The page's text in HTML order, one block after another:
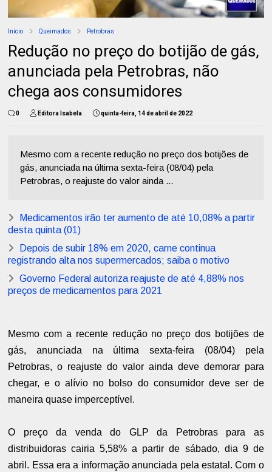
Início Queimados Petrobras
Redução no preço do botijão de gás,
anunciada pela Petrobras, não
chega aos consumidores
0 Editora Isabela quinta-feira, 14 de abril de 2022
Mesmo com a recente redução no preço dos botijões de
gás, anunciada na última sexta-feira (08/04) pela
Petrobras, o reajuste do valor ainda ...
Medicamentos irão ter aumento de até 10,08% a partir
desta quinta (01)
Depois de subir 18% em 2020, carne continua
registrando alta nos supermercados; saiba o motivo
Governo Federal autoriza reajuste de até 4,88% nos
preços de medicamentos para 2021
Mesmo com a recente redução no preço dos botijões de
gás, anunciada na última sexta-feira (08/04) pela
Petrobras, o reajuste do valor ainda deve demorar para
chegar, e o alívio no bolso do consumidor deve ser de
maneira quase imperceptível.
O preço da venda do GLP da Petrobras para as
distribuidoras cairia 5,58% a partir de sábado, dia 9 de
abril. Essa era a informação anunciada pela estatal. Com o